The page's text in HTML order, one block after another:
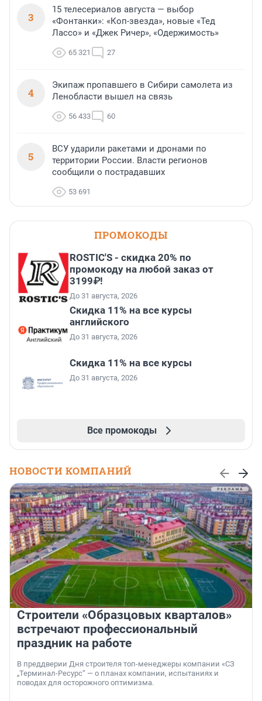
3
15 телесериалов августа — выбор
«Фонтанки»: «Коп-звезда», новые «Тед
Лассо» и «Джек Ричер», «Одержимость»
65 321 27
4
Экипаж пропавшего в Сибири самолета из
Ленобласти вышел на связь
56 433 60
5
ВСУ ударили ракетами и дронами по
территории России. Власти регионов
сообщили о пострадавших
53 691
ПРОМОКОДЫ
ROSTIC'S - скидка 20% по
промокоду на любой заказ от
3199₽!
До 31 августа, 2026
Скидка 11% на все курсы
английского
До 31 августа, 2026
Скидка 11% на все курсы
До 31 августа, 2026
Все промокоды
НОВОСТИ КОМПАНИЙ
Строители «Образцовых кварталов»
встречают профессиональный
праздник на работе
В преддверии Дня строителя топ-менеджеры компании «СЗ
„Терминал-Ресурс“ — о планах компании, испытаниях и
поводах для осторожного оптимизма.